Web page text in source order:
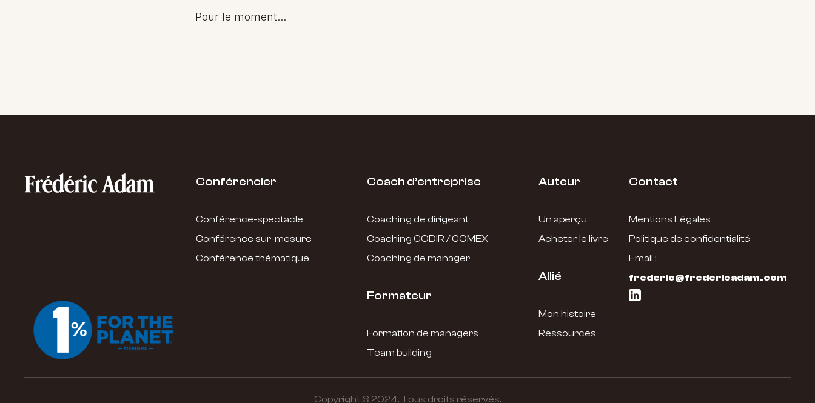
Pour le moment...
Conférencier
Conférence-spectacle
Conférence sur-mesure
Conférence thématique
Coach d’entreprise
Coaching de dirigeant
Coaching CODIR / COMEX
Coaching de manager
Formateur
Formation de managers
Team building
Auteur
Un aperçu
Acheter le livre
Allié
Mon histoire
Ressources
Contact
Mentions Légales
Politique de confidentialité
Email :
frederic@fredericadam.com
Copyright © 2024. Tous droits réservés.